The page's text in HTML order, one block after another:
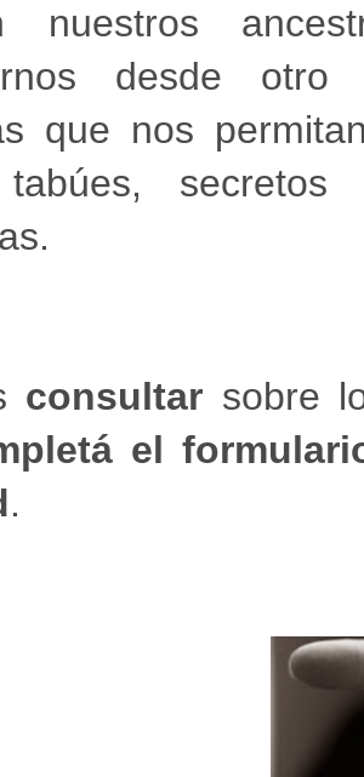
nuestros
desde
que nos
tabúes,
consultar sobre
el
.